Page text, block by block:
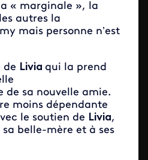
« marginale », la
autres la
mais personne n’est
de Livia qui la prend
de sa nouvelle amie.
moins dépendante
le soutien de Livia,
sa belle-mère et à ses